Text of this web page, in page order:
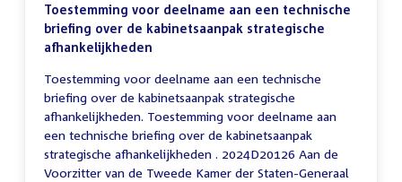
Toestemming voor deelname aan een technische
briefing over de kabinetsaanpak strategische
afhankelijkheden
Toestemming voor deelname aan een technische
briefing over de kabinetsaanpak strategische
afhankelijkheden. Toestemming voor deelname aan
een technische briefing over de kabinetsaanpak
strategische afhankelijkheden . 2024D20126 Aan de
Voorzitter van de Tweede Kamer der Staten-Generaal